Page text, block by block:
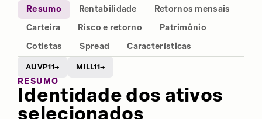
Resumo Rentabilidade
Retornos mensais
Carteira
Risco e retorno
Patrimônio
Cotistas
Spread Características
AUVP11→ MILL11→
RESUMO
Identidade dos ativos
selecionados